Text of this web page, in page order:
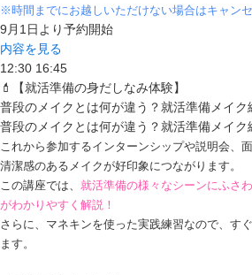
※時間までにお越しいただけない場合はキャン
9月1日より予約開始
内容を見る
12:30 16:45
💄【就活準備の身だしなみ体験】
普段のメイクとは何が違う？就活準備メイク
普段のメイクとは何が違う？就活準備メイク
これから参加するインターンシップや説明会、
清潔感のあるメイクが好印象につながります。
この講座では、 就活準備の様々なシーンにふさ
がわかりやすく解説！
さらに、マネキンを使った実践練習なので、す
ます。